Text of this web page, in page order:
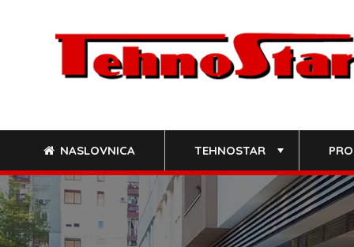
NASLOVNICA TEHNOSTAR